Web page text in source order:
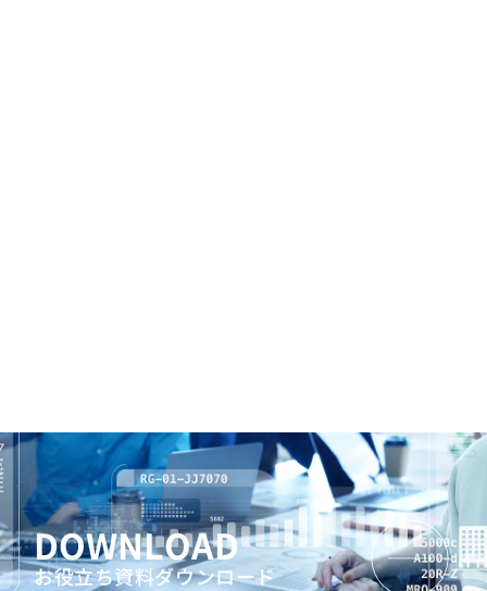
DOWNLOAD
お役立ち資料ダウンロード